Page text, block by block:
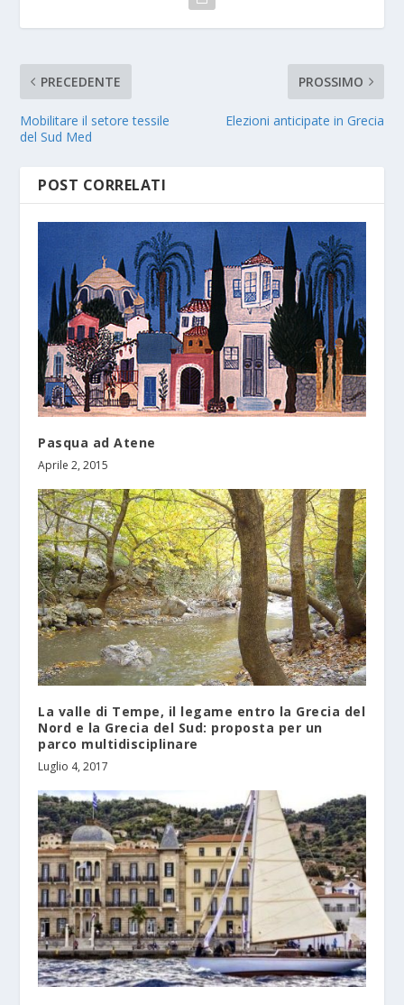
PRECEDENTE
Mobilitare il setore tessile
del Sud Med
PROSSIMO
Elezioni anticipate in Grecia
POST CORRELATI
Pasqua ad Atene
Aprile 2, 2015
La valle di Tempe, il legame entro la Grecia del
Nord e la Grecia del Sud: proposta per un
parco multidisciplinare
Luglio 4, 2017